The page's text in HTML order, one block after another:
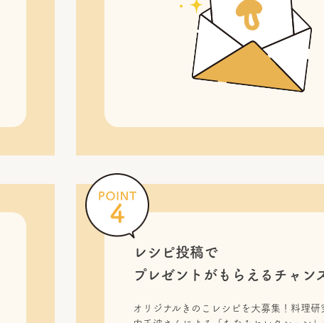
レシピ投稿で
プレゼントがもらえるチャン
オリジナルきのこレシピを大募集！料理研